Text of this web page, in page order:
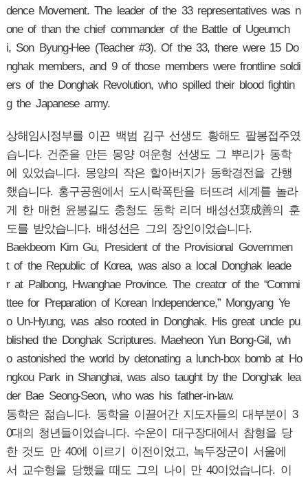
dence Movement. The leader of the 33 representatives was n
one of than the chief commander of the Battle of Ugeumch
i, Son Byung-Hee (Teacher #3). Of the 33, there were 15 Do
nghak members, and 9 of those members were frontline soldi
ers of the Donghak Revolution, who spilled their blood fightin
g the Japanese army.
상해임시정부를 이끈 백범 김구 선생도 황해도 팔봉접주였
습니다. 건준을 만든 몽양 여운형 선생도 그 뿌리가 동학
에 있었습니다. 몽양의 작은 할아버지가 동학경전을 간행
했습니다. 홍구공원에서 도시락폭탄을 터뜨려 세계를 놀라
게 한 매헌 윤봉길도 충청도 동학 리더 배성선裵成善의 훈
도를 받았습니다. 배성선은 그의 장인이었습니다.
Baekbeom Kim Gu, President of the Provisional Governmen
t of the Republic of Korea, was also a local Donghak leade
r at Palbong, Hwanghae Province. The creator of the “Commi
ttee for Preparation of Korean Independence,” Mongyang Ye
o Un-Hyung, was also rooted in Donghak. His great uncle pu
blished the Donghak Scriptures. Maeheon Yun Bong-Gil, wh
o astonished the world by detonating a lunch-box bomb at Ho
ngkou Park in Shanghai, was also taught by the Donghak lea
der Bae Seong-Seon, who was his father-in-law.
동학은 젊습니다. 동학을 이끌어간 지도자들의 대부분이 3
0대의 청년들이었습니다. 수운이 대구장대에서 참형을 당
한 것도 만 40에 이르기 이전이었고, 녹두장군이 서울에
서 교수형을 당했을 때도 그의 나이 만 40이었습니다. 이